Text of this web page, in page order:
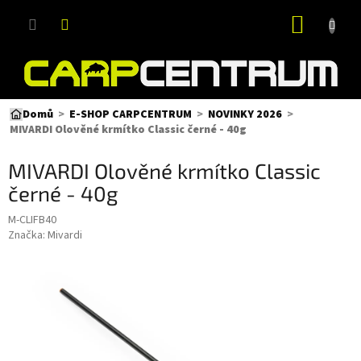
Domů E-SHOP CARPCENTRUM
NOVINKY 2026
MIVARDI Olověné krmítko Classic černé - 40g
MIVARDI Olověné krmítko Classic
černé - 40g
M-CLIFB40
Značka: Mivardi